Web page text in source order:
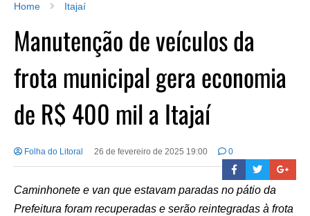
Home Itajaí
Manutenção de veículos da
frota municipal gera economia
de R$ 400 mil a Itajaí
Folha do Litoral 26 de fevereiro de 2025 19:00 0
Caminhonete e van que estavam paradas no pátio da
Prefeitura foram recuperadas e serão reintegradas à frota